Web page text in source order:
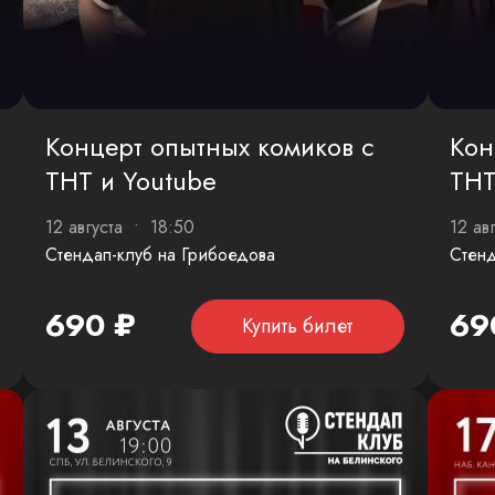
Концерт опытных комиков с
ТНТ и Youtube
12 августа • 18:50
Стендап-клуб на Грибоедова
690 ₽ Купить билет
12